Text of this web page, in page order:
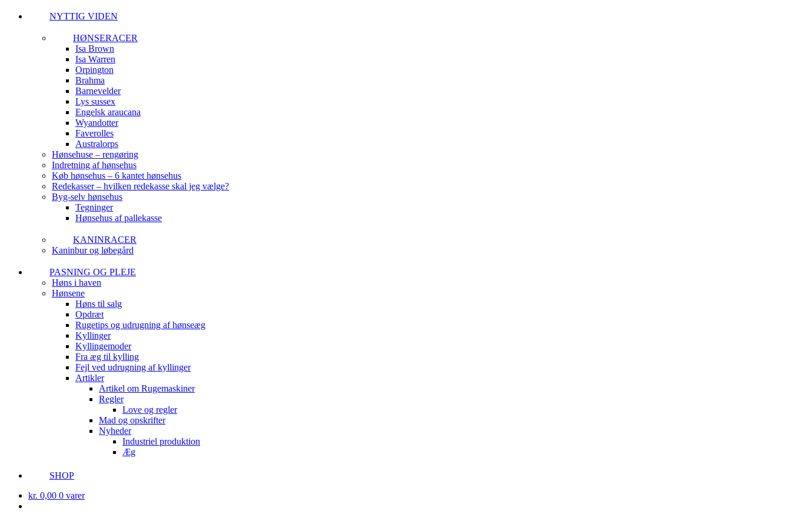
NYTTIG VIDEN
HØNSERACER
Isa Brown
Isa Warren
Orpington
Brahma
Barnevelder
Lys sussex
Engelsk araucana
Wyandotter
Faverolles
Australorps
Hønsehuse – rengøring
Indretning af hønsehus
Køb hønsehus – 6 kantet hønsehus
Redekasser – hvilken redekasse skal jeg vælge?
Byg-selv hønsehus
Tegninger
Hønsehus af pallekasse
KANINRACER
Kaninbur og løbegård
PASNING OG PLEJE
Høns i haven
Hønsene
Høns til salg
Opdræt
Rugetips og udrugning af hønseæg
Kyllinger
Kyllingemoder
Fra æg til kylling
Fejl ved udrugning af kyllinger
Artikler
Artikel om Rugemaskiner
Regler
Love og regler
Mad og opskrifter
Nyheder
Industriel produktion
Æg
SHOP
kr. 0,00 0 varer